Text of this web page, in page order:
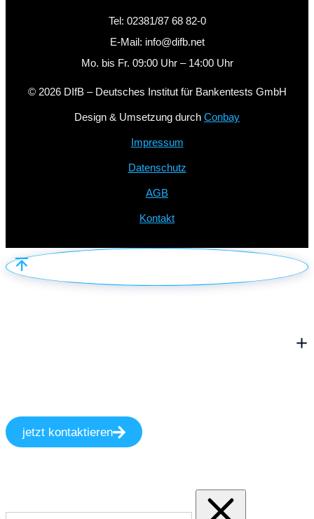
Tel: 02381/87 68 82-0
E-Mail: info@difb.net
Mo. bis Fr. 09:00 Uhr – 14:00 Uhr
© 2026 DIfB – Deutsches Institut für Bankentests GmbH
Design & Umsetzung durch Conbay
Impressum
Datenschutz
AGB
Kontakt
jetzt kontaktieren